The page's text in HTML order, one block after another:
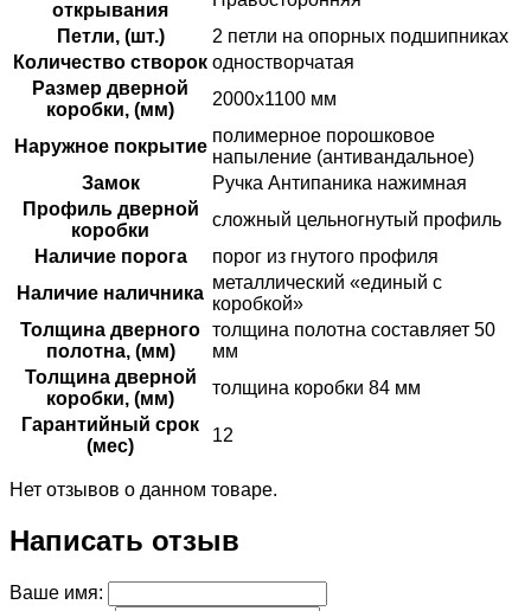
открывания
Петли, (шт.)
2 петли на опорных подшипниках
Количество створок одностворчатая
Размер дверной
коробки, (мм)
2000х1100 мм
Наружное покрытие
полимерное порошковое
напыление (антивандальное)
Замок
Ручка Антипаника нажимная
Профиль дверной
коробки
сложный цельногнутый профиль
Наличие порога
порог из гнутого профиля
Наличие наличника
металлический «единый с
коробкой»
Толщина дверного
полотна, (мм)
толщина полотна составляет 50
мм
Толщина дверной
коробки, (мм)
толщина коробки 84 мм
Гарантийный срок
(мес)
12
Нет отзывов о данном товаре.
Написать отзыв
Ваше имя: